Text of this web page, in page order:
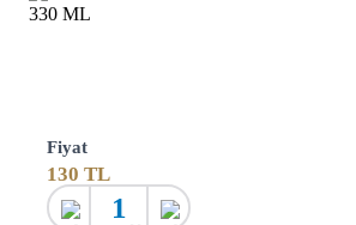
Fiyat
130 TL
1